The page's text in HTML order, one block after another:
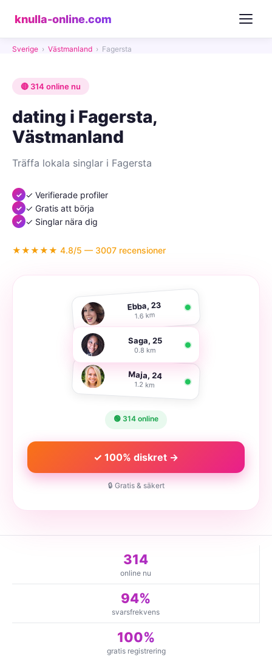
knulla-online.com
Sverige › Västmanland › Fagersta
🔴 314 online nu
dating i Fagersta,
Västmanland
Träffa lokala singlar i Fagersta
✓ Verifierade profiler
✓ Gratis att börja
✓ Singlar nära dig
★★★★★ 4.8/5 — 3007 recensioner
Ebba, 23
1.6 km
Saga, 25
0.8 km
Maja, 24
1.2 km
🟢 314 online
✓ 100% diskret →
🔒 Gratis & säkert
314
online nu
94%
svarsfrekvens
100%
gratis registrering